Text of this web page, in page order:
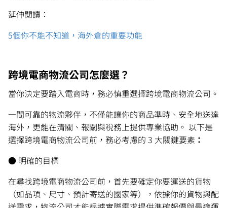
延伸閱讀：
5個你不能不知道，海外倉的重要功能
跨境電商物流公司怎麼選？
當你決定要踏入電商時，務必慎重選擇跨境電商物流公司。
一間可靠的物流夥伴，不僅能讓你的商品準時、安全地送達
海外，更能在清關、報關與稅務上提供專業協助。 以下是
選擇跨境電商物流公司前，務必考慮的 3 大關鍵要素 ：
● 明確的目標
在尋找跨境電商物流公司前，首先要確定你要運送的貨物
（如品項、尺寸、預計寄送的國家等），依據你的貨物與配